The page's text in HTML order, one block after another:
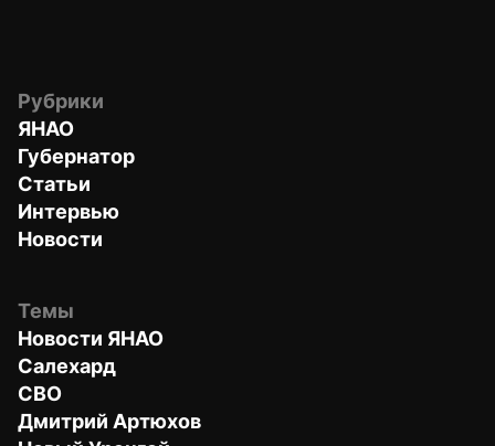
Рубрики
ЯНАО
Губернатор
Статьи
Интервью
Новости
Темы
Новости ЯНАО
Салехард
СВО
Дмитрий Артюхов